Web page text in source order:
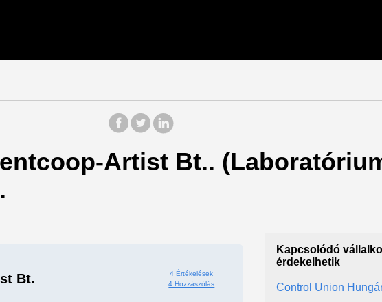
Artist Bt..
Bt.
4 Értékelések
4 Hozzászólás
Kapcsolódó
érdekelhetik
Control Union